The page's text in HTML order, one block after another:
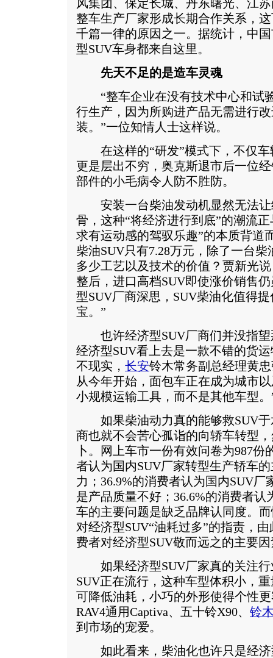
风集团、保定长城、丹东曙光、江
整车生产厂家形成长期合作关系，
千篇一律的原因之一。据统计，中
型SUV车身都来自这里。
先天不足的是造车灵魂
“整车企业在没有技术中心和试
行生产，因为所购进产品无需进行
装。”一位知情人士这样说。
在这样的“研发”模式下，不仅车
更是层出不穷，奥克斯退市后一位
部件的小毛病令人防不胜防。
安装一台柴油发动机显然无法让
骨，这种“将经济进行到底”的潮流
求有运动感的驾驭乐趣”的本质背道
柴油SUV只有7.28万元，除了一台
多少工艺以及技术的价值？贾新光
整后，进口高档SUV即使涨价销售
型SUV厂商深思，SUV柴油化值得
宝。”
也许经济型SUV厂商们并没指望
经济型SUV看上去是一款不错的货
不现实， 长安铃木常务副总经理黄
从今年开始，面包车正在成为城市
小规模运输工具，而不是其他车型。
如果柴油动力真的能够救SUV于
商也就不会苦心孤诣的向轿车转型
卜。网上车市一份有效问卷为987份
者认为国内SUV厂家转型生产轿车
力；36.9%的消费者认为国内SUV
是产品质量不好；36.6%的消费者认
车的主要问题是缺乏品牌认同度。
对经济型SUV“油耗过多”的指责，
费者对经济型SUV敬而远之的主要
如果经济型SUV厂家真的关注行
SUV正在流行，这种车型体积小，
可降低油耗，小巧的外形使得个性
RAV4通用Captiva、五十铃X90、 铃
到市场的宠爱。
如此看来，柴油化也许只是经济